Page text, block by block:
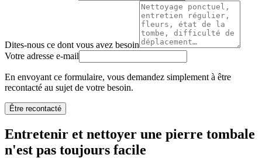
Dites-nous ce dont vous avez besoin
Votre adresse e-mail
En envoyant ce formulaire, vous demandez simplement à être
recontacté au sujet de votre besoin.
Être recontacté
Entretenir et nettoyer une pierre tombale
n'est pas toujours facile